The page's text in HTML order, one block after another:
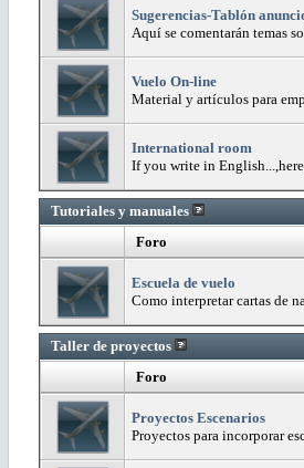
Sugerencias-Tablón
Aquí se comentarán temas
Vuelo On-line
Material y artículos para
International room
If you write in English...,here
Tutoriales y manuales
Foro
Escuela de vuelo
Como interpretar cartas de
Taller de proyectos
Foro
Proyectos Escenarios
Proyectos para incorporar